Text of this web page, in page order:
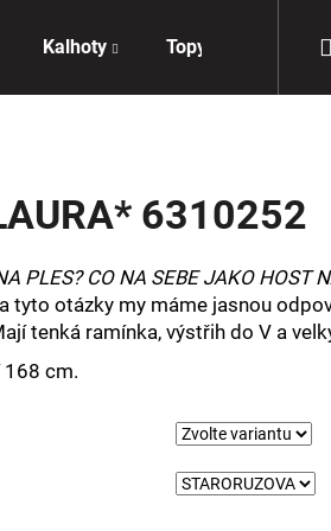
Kalhoty Topy Doplňky
6310252
PLES? CO NA SEBE JAKO HOST
tyto otázky my máme jasnou
tenká ramínka, výstřih do V a
cm.